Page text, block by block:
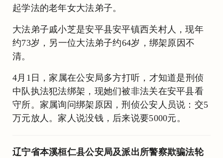
起学法的老年女大法弟子。
大法弟子戚小芝是安平县安平镇西关村人，现年
约73岁，另一位大法弟子约64岁，绑架原因不
清。
4月1日，家属在公安局多方打听，才知道是刑侦
中队执法犯法绑架，现她们被非法关在安平县看
守所。家属询问绑架原因，刑侦公安人员说：交5
万元放人。家人说没钱，后来说要5000元。
辽宁省本溪桓仁县公安局及派出所警察欺骗法轮